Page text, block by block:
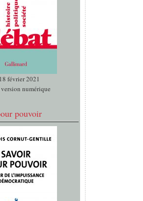
février 2021
numérique
pouvoir